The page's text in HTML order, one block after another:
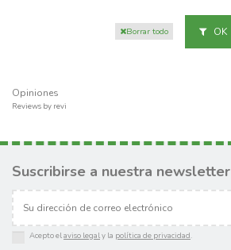
Borrar todo OK
Opiniones
Reviews by revi
Suscribirse a nuestra newsletter
Acepto elaviso legaly la política de privacidad.